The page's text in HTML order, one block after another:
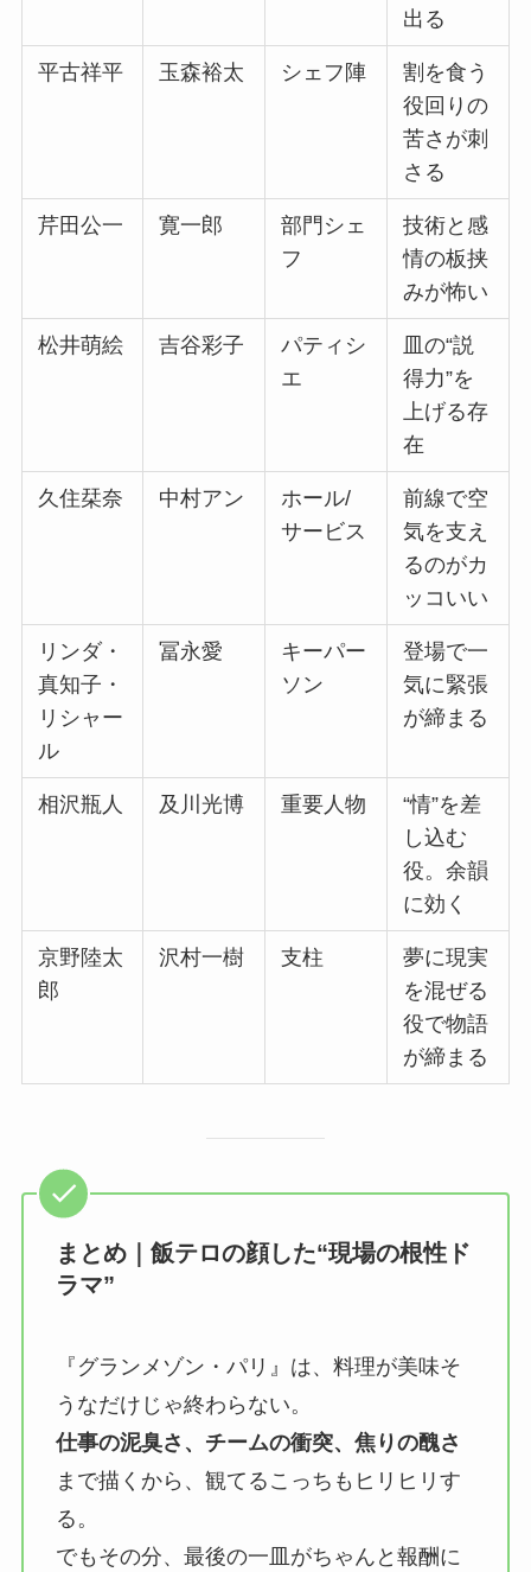
出る
平古祥平 玉森裕太 シェフ陣
割を食う
役回りの
苦さが刺
さる
芹田公一 寛一郎
部門シェ
フ
技術と感
情の板挟
みが怖い
松井萌絵 吉谷彩子
パティシ
エ
皿の“説
得力”を
上げる存
在
久住栞奈 中村アン
ホール/
サービス
前線で空
気を支え
るのがカ
ッコいい
リンダ・
真知子・
リシャー
ル
冨永愛
キーパー
ソン
登場で一
気に緊張
が締まる
相沢瓶人 及川光博 重要人物
“情”を差
し込む
役。余韻
に効く
京野陸太
郎
沢村一樹 支柱
夢に現実
を混ぜる
役で物語
が締まる
まとめ｜飯テロの顔した“現場の根性ド
ラマ”
『グランメゾン・パリ』は、料理が美味そ
うなだけじゃ終わらない。
仕事の泥臭さ、チームの衝突、焦りの醜さ
まで描くから、観てるこっちもヒリヒリす
る。
でもその分、最後の一皿がちゃんと報酬に